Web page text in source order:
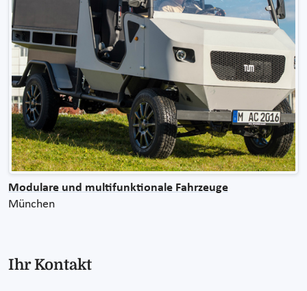
Modulare und multifunktionale Fahrzeuge
München
Ihr Kontakt